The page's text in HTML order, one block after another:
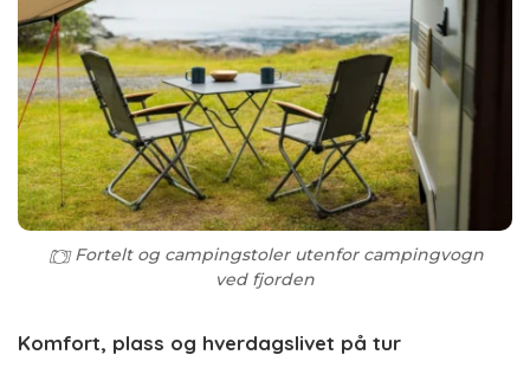
Fortelt og campingstoler utenfor campingvogn
ved fjorden
Komfort, plass og hverdagslivet på tur